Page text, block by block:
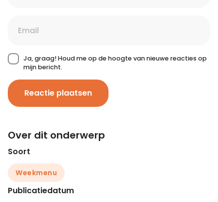
Ja, graag! Houd me op de hoogte van nieuwe reacties op
mijn bericht.
Reactie plaatsen
Over dit onderwerp
Soort
Weekmenu
Publicatiedatum